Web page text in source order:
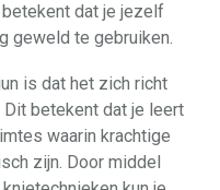
dat je jezelf
geweld te gebruiken.
is dat het zich richt
betekent dat je leert
waarin krachtige
zijn. Door middel